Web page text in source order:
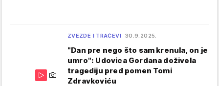
ZVEZDE I TRAČEVI 30.9.2025.
"Dan pre nego što sam krenula, on je
umro": Udovica Gordana doživela
tragediju pred pomen Tomi
Zdravkoviću